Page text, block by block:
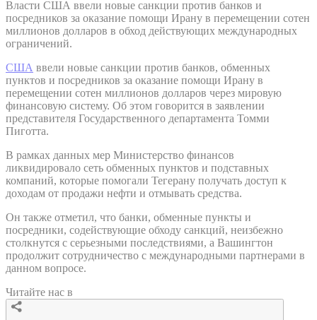
Власти США ввели новые санкции против банков и
посредников за оказание помощи Ирану в перемещении сотен
миллионов долларов в обход действующих международных
ограничений.
США ввели новые санкции против банков, обменных
пунктов и посредников за оказание помощи Ирану в
перемещении сотен миллионов долларов через мировую
финансовую систему. Об этом говорится в заявлении
представителя Государственного департамента Томми
Пиготта.
В рамках данных мер Министерство финансов
ликвидировало сеть обменных пунктов и подставных
компаний, которые помогали Тегерану получать доступ к
доходам от продажи нефти и отмывать средства.
Он также отметил, что банки, обменные пункты и
посредники, содействующие обходу санкций, неизбежно
столкнутся с серьезными последствиями, а Вашингтон
продолжит сотрудничество с международными партнерами в
данном вопросе.
Читайте нас в